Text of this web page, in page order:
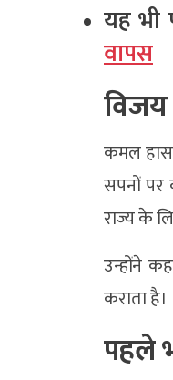
यह
वापस
विजय
कमल
सपनों पर
राज्य के
उन्होंने
कराता है।
पहले